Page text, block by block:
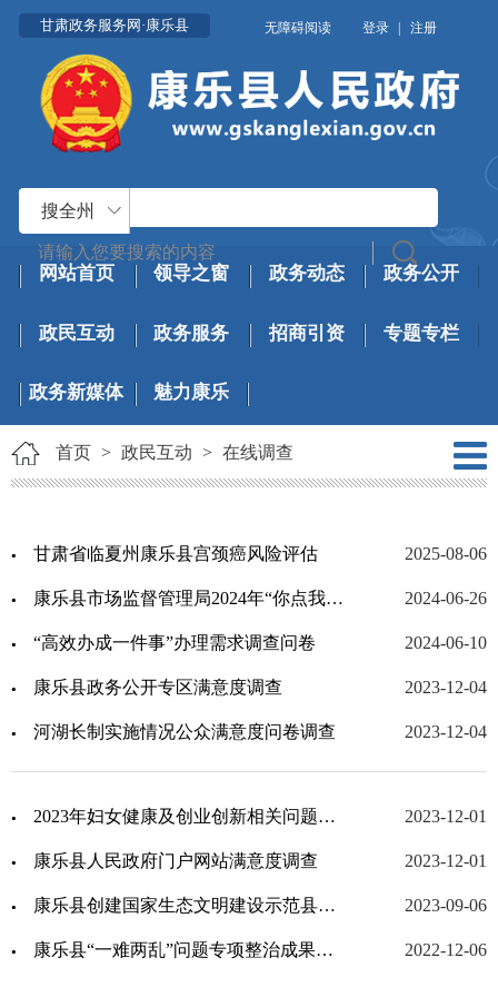
甘肃政务服务网·康乐县 无障碍阅读 登录 | 注册
搜全州
网站首页 领导之窗 政务动态 政务公开
政民互动 政务服务 招商引资 专题专栏
政务新媒体 魅力康乐
首页 > 政民互动 > 在线调查
甘肃省临夏州康乐县宫颈癌风险评估 2025-08-06
康乐县市场监督管理局2024年“你点我检”问卷调查 2024-06-26
“高效办成一件事”办理需求调查问卷 2024-06-10
康乐县政务公开专区满意度调查 2023-12-04
河湖长制实施情况公众满意度问卷调查 2023-12-04
2023年妇女健康及创业创新相关问题调查问卷 2023-12-01
康乐县人民政府门户网站满意度调查 2023-12-01
康乐县创建国家生态文明建设示范县工作调查问卷 2023-09-06
康乐县“一难两乱”问题专项整治成果社会评议调查问卷 2022-12-06